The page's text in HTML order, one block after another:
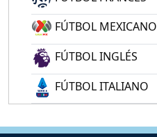
FÚTBOL MEXICANO
FÚTBOL INGLÉS
FÚTBOL ITALIANO